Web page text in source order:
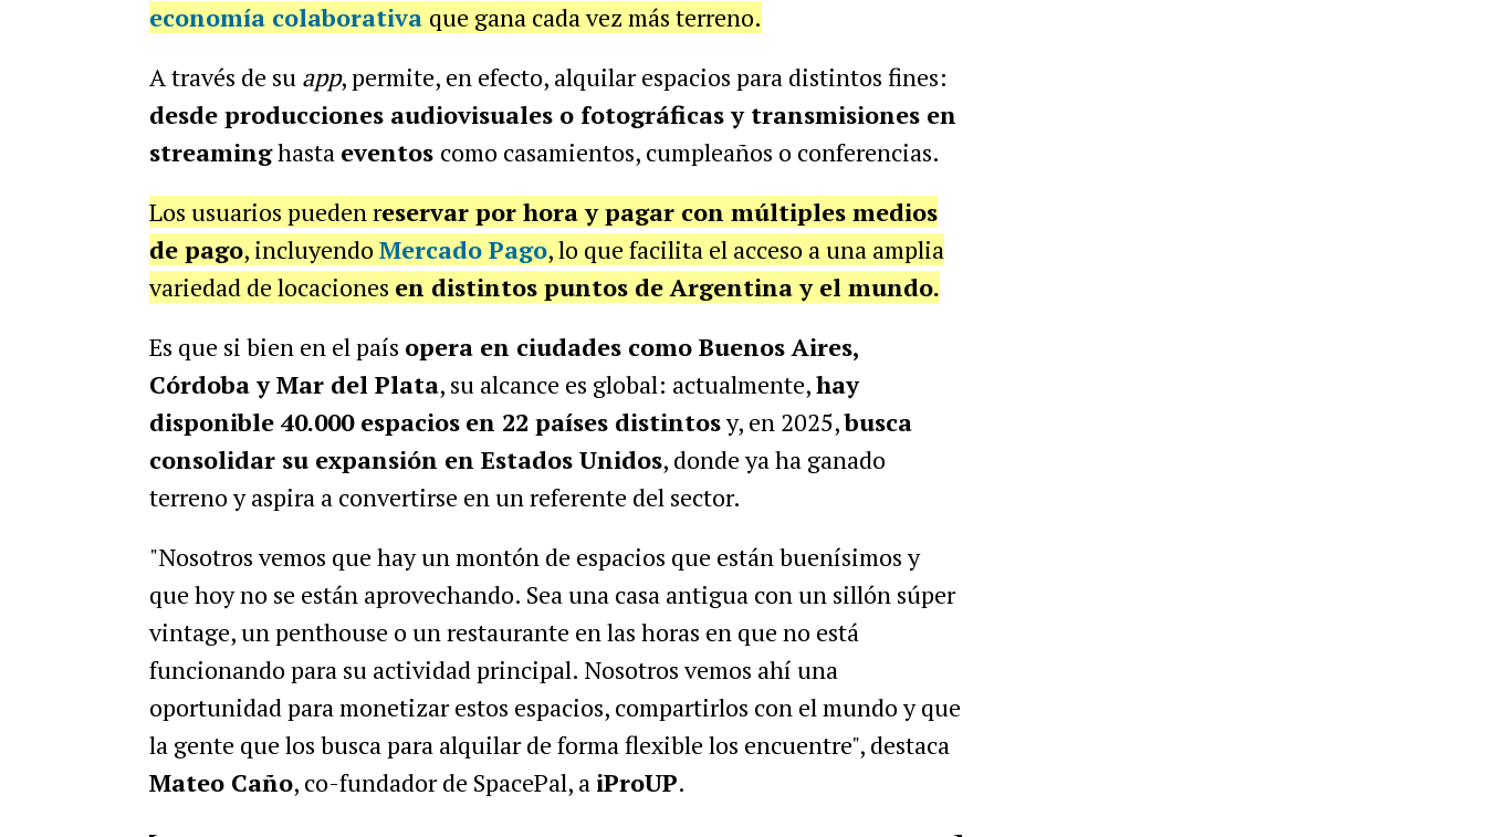
economía colaborativa que gana cada vez más terreno.
A través de su app, permite, en efecto, alquilar espacios para distintos fines:
desde producciones audiovisuales o fotográficas y transmisiones en
streaminghasta eventos como casamientos, cumpleaños o conferencias.
Los usuarios pueden reservar por hora y pagar con múltiples medios
de pago, incluyendo Mercado Pago, lo que facilita el acceso a una amplia
variedad de locaciones en distintos puntos de Argentina y el mundo.
Es que si bien en el país opera en ciudades como Buenos Aires,
Córdoba y Mar del Plata, su alcance es global: actualmente,hay
disponible 40.000 espacios en 22 países distintosy, en 2025,busca
consolidar su expansión en Estados Unidos, donde ya ha ganado
terreno y aspira a convertirse en un referente del sector.
"Nosotros vemos que hay un montón de espacios que están buenísimos y
que hoy no se están aprovechando. Sea una casa antigua con un sillón súper
vintage, un penthouse o un restaurante en las horas en que no está
funcionando para su actividad principal. Nosotros vemos ahí una
oportunidad para monetizar estos espacios, compartirlos con el mundo y que
la gente que los busca para alquilar de forma flexible los encuentre", destaca
Mateo Caño, co-fundador de SpacePal, a iProUP.